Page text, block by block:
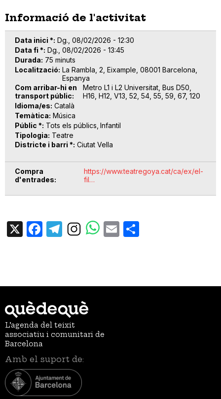
Informació de l'activitat
Data inici * Dg., 08/02/2026 - 12:30
Data fi * Dg., 08/02/2026 - 13:45
Durada 75 minuts
Localització La Rambla, 2, Eixample, 08001 Barcelona,
Espanya
Com arribar-hi en
transport públic
Metro L1 i L2 Universitat, Bus D50,
H16, H12, V13, 52, 54, 55, 59, 67, 120
Idioma/es Català
Temàtica Música
Públic * Tots els públics Infantil
Tipologia Teatre
Districte i barri * Ciutat Vella
Compra
d'entrades
https://www.teatregoya.cat/ca/ex/el-
fil…
X Facebook
TelegramEmail
L’agenda del teixit
associatiu i comunitari de
Barcelona
Amb el suport de: